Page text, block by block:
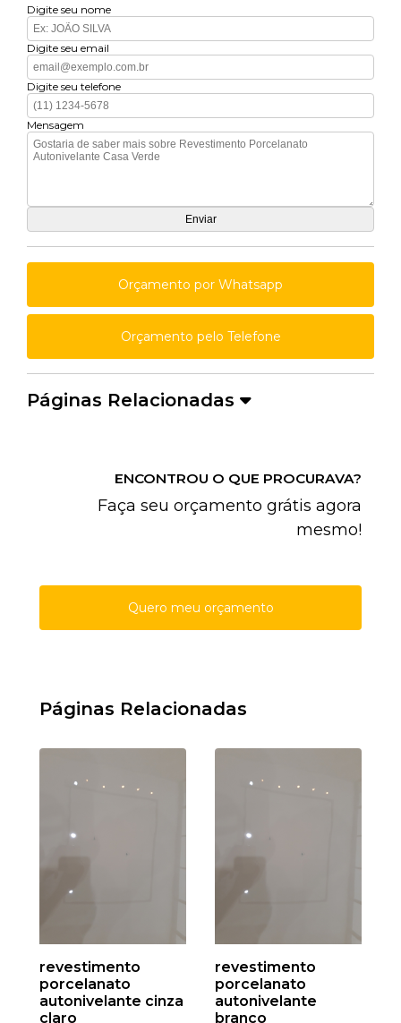
Digite seu nome
Digite seu email
Digite seu telefone
Mensagem
Orçamento por Whatsapp
Orçamento pelo Telefone
Páginas Relacionadas
ENCONTROU O QUE PROCURAVA?
Faça seu orçamento grátis agora
mesmo!
Quero meu orçamento
Páginas Relacionadas
revestimento
porcelanato
autonivelante cinza
claro
revestimento
porcelanato
autonivelante
branco